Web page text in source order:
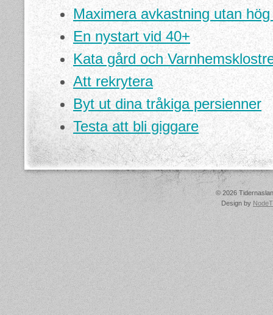
Maximera avkastning utan
En nystart vid 40+
Kata gård och
Att rekrytera
Byt ut dina tråkiga persienner
Testa att bli giggare
© 2026
Design by